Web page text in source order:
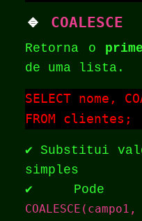
🔹 COALESCE
Retorna o
de uma lista.
SELECT nome,
FROM clientes;
✔️ Substitui
simples
✔️ Pode